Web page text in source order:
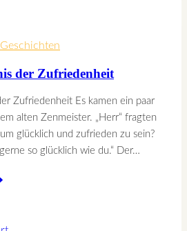
der Zufriedenheit
Zufriedenheit Es kamen ein paar
alten Zenmeister. „Herr“ fragten
glücklich und zufrieden zu sein?
so glücklich wie du.“ Der…